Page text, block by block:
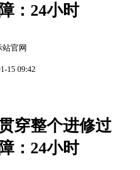
：24小时
站官网
15 09:42
穿整个进修过
：24小时